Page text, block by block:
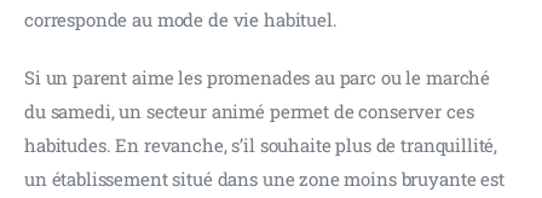
corresponde au mode de vie habituel.
Si un parent aime les promenades au parc ou le marché
du samedi, un secteur animé permet de conserver ces
habitudes. En revanche, s’il souhaite plus de tranquillité,
un établissement situé dans une zone moins bruyante est